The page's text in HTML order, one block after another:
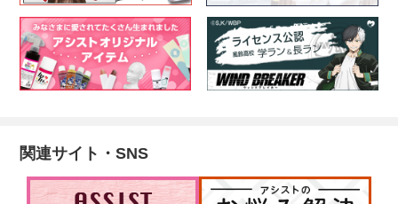
関連サイト・SNS